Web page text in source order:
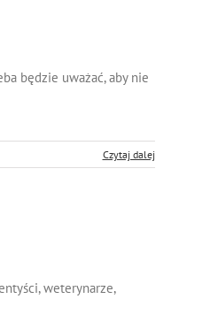
będzie uważać, aby nie
Czytaj dalej
weterynarze,